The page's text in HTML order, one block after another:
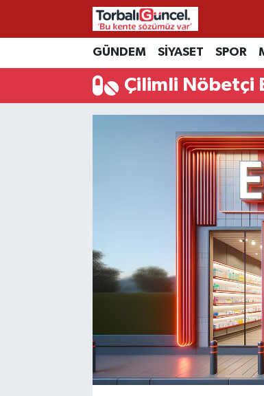
GÜNDEM SİYASET SPOR
Çilimli Nöbetçi
İzmir Nöbetçi Eczaneler
İzmir Hava Durumu
İzmir Trafik Yoğunluk Haritası
Son Dakika Haberleri